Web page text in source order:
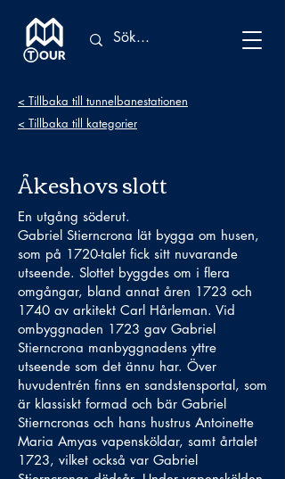
< Tillbaka till tunnelbanestationen
< Tillbaka till kategorier
Åkeshovs slott
En utgång söderut.
Gabriel Stierncrona lät bygga om husen,
som på 1720-talet fick sitt nuvarande
utseende. Slottet byggdes om i flera
omgångar, bland annat åren 1723 och
1740 av arkitekt Carl Hårleman. Vid
ombyggnaden 1723 gav Gabriel
Stierncrona manbyggnadens yttre
utseende som det ännu har. Över
huvudentrén finns en sandstensportal, som
är klassiskt formad och bär Gabriel
Stierncronas och hans hustrus Antoinette
Maria Amyas vapensköldar, samt årtalet
1723, vilket också var Gabriel